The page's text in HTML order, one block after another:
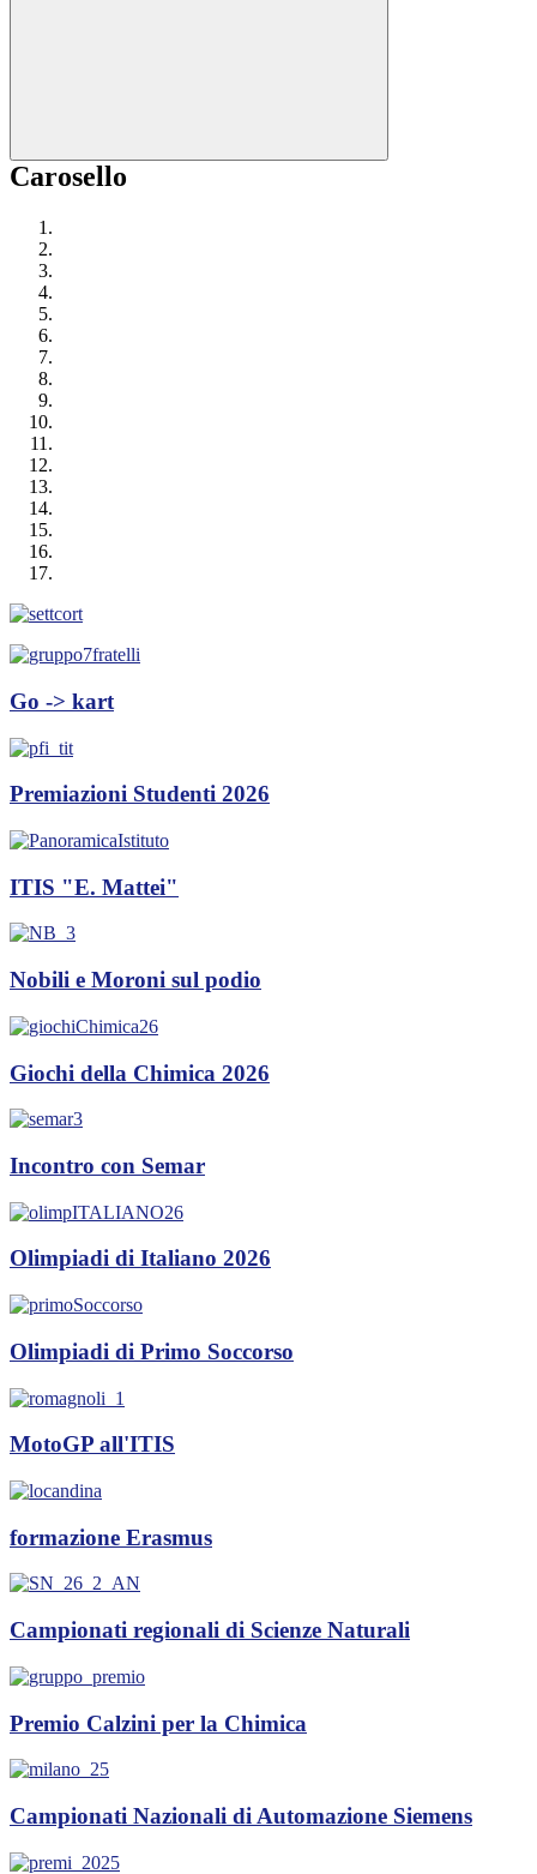
Carosello
Go -> kart
Premiazioni Studenti 2026
ITIS "E. Mattei"
Nobili e Moroni sul podio
Giochi della Chimica 2026
Incontro con Semar
Olimpiadi di Italiano 2026
Olimpiadi di Primo Soccorso
MotoGP all'ITIS
formazione Erasmus
Campionati regionali di Scienze Naturali
Premio Calzini per la Chimica
Campionati Nazionali di Automazione Siemens